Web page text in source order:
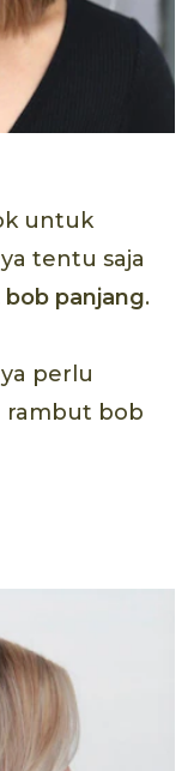
untuk
tentu saja
panjang.
perlu
rambut bob